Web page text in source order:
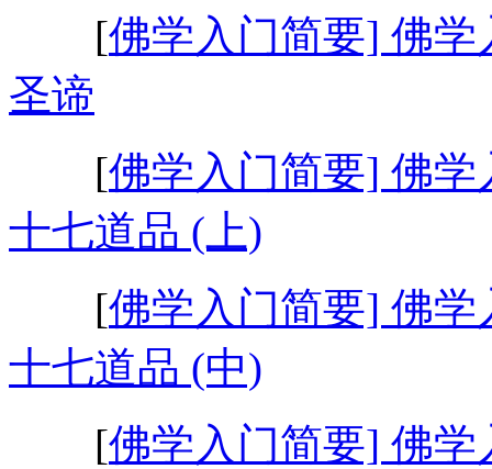
[佛学入门简要] 佛
圣谛
[佛学入门简要] 佛
十七道品 (上)
[佛学入门简要] 佛
十七道品 (中)
[佛学入门简要] 佛